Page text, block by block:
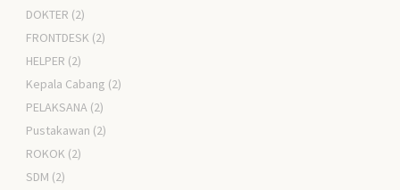
DOKTER (2)
FRONTDESK (2)
HELPER (2)
Kepala Cabang (2)
PELAKSANA (2)
Pustakawan (2)
ROKOK (2)
SDM (2)